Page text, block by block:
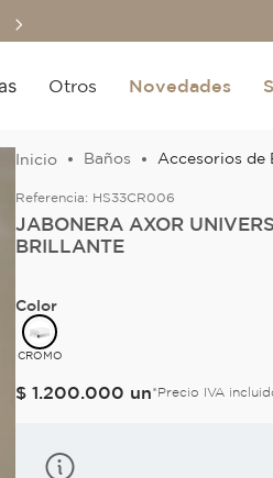
Otros Novedades
Baños Accesorios de
Referencia: HS33CR006
JABONERA AXOR
BRILLANTE
Color
CROMO
$ 1.200.000 un*Precio IVA